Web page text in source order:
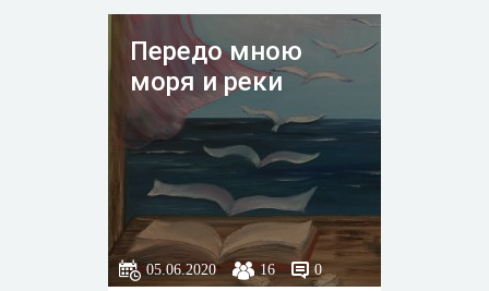
характеризовать крупнейшие
и наиболее известные озёра
России.
Передо мною
моря и реки
05.06.2020 16 0